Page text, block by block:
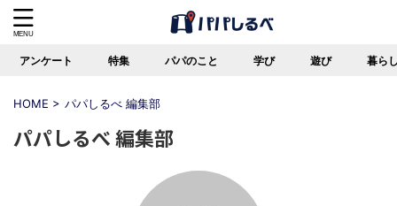
アンケート 特集 パパのこと 学び 遊び 暮ら
HOME > パパしるべ 編集部
パパしるべ 編集部